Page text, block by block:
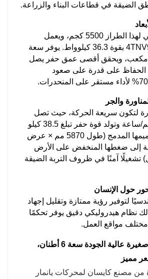
الخدمة
الجانبية واسعة الفتح
الفلاتر وخزانات السوائل. كما تم
تمديد فترات الصيانة للمكونات الرئيسية إلى 500
من وقت التوقف عن التشغيل.
التعامل مع التضاريس
ومساحة تلامس مع الأرض تبلغ 2.8 متر مربع. يضمن
ضغط الأرض المنخفض البالغ 35 كيلو باسكال أداءً
الرخوة أو غير المستوية دون
إيقاف الطوارئ وكاميرا الرؤية
الآمن وحماية الأفراد القريبين.
الضيقة في قطاعات البناء والزراعة.
يبلغ الوزن الإجمالي لهذا الطراز 5500 كجم، ويعمل
بمحرك يانمار 4TNV94L بقوة 36.3 كيلوواط. يوفر سعة
0.21 متر مكعب، ويحقق أقصى عمق حفر يصل
مم، مع الحفاظ على قدرة على صعود
والجر
لتكون سريعة الحركة، حيث تصل
سرعتها إلى 4.6 كم/ساعة وتولد قوة حفر تبلغ 38.5 كيلو
نيوتن. ويضمن تصميمها المدمج (طول 5870 مم × عرض
إلى ضغطها المنخفض على الأرض
تشغيلًا آمنًا في ظروف التربة الضيقة
حول الإنسان
لتوفير رؤية ممتازة وتقليل إجهاد
نظام هيدروليكي دقيق يوفر تحكمًا
مواقع العمل.